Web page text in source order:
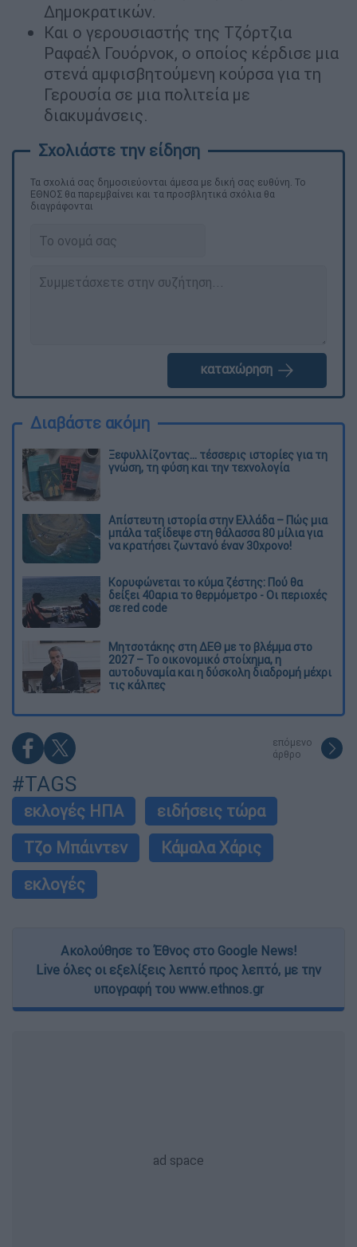
Δημοκρατικών.
Και ο γερουσιαστής της Τζόρτζια
Ραφαέλ Γουόρνοκ, ο οποίος κέρδισε μια
στενά αμφισβητούμενη κούρσα για τη
Γερουσία σε μια πολιτεία με
διακυμάνσεις.
Τα σχολιά σας δημοσιεύονται άμεσα με δική σας ευθύνη. Το
ΕΘΝΟΣ θα παρεμβαίνει και τα προσβλητικά σχόλια θα
διαγράφονται
καταχώρηση
Διαβάστε ακόμη
Ξεφυλλίζοντας... τέσσερις ιστορίες για τη
γνώση, τη φύση και την τεχνολογία
Απίστευτη ιστορία στην Ελλάδα – Πώς μια
μπάλα ταξίδεψε στη θάλασσα 80 μίλια για
να κρατήσει ζωντανό έναν 30χρονο!
Κορυφώνεται το κύμα ζέστης: Πού θα
δείξει 40αρια το θερμόμετρο - Οι περιοχές
σε red code
Μητσοτάκης στη ΔΕΘ με το βλέμμα στο
2027 – Το οικονομικό στοίχημα, η
αυτοδυναμία και η δύσκολη διαδρομή μέχρι
τις κάλπες
επόμενο
άρθρο
#TAGS
εκλογές ΗΠΑ
ειδήσεις τώρα
Τζο Μπάιντεν
Κάμαλα Χάρις
εκλογές
Ακολούθησε το Έθνος στο Google News!
Live όλες οι εξελίξεις λεπτό προς λεπτό, με την
υπογραφή του www.ethnos.gr